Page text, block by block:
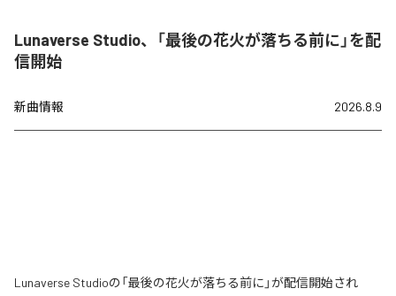
Lunaverse Studio、「最後の花火が落ちる前に」を配
信開始
新曲情報 2026.8.9
Lunaverse Studioの「最後の花火が落ちる前に」が配信開始され